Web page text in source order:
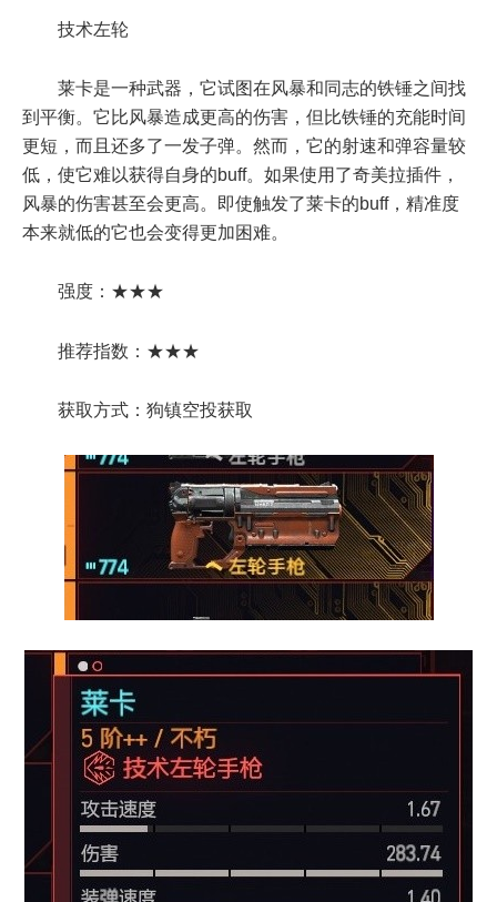
技术左轮
莱卡是一种武器，它试图在风暴和同志的铁锤之间找
到平衡。它比风暴造成更高的伤害，但比铁锤的充能时间
更短，而且还多了一发子弹。然而，它的射速和弹容量较
低，使它难以获得自身的buff。如果使用了奇美拉插件，
风暴的伤害甚至会更高。即使触发了莱卡的buff，精准度
本来就低的它也会变得更加困难。
强度：★★★
推荐指数：★★★
获取方式：狗镇空投获取